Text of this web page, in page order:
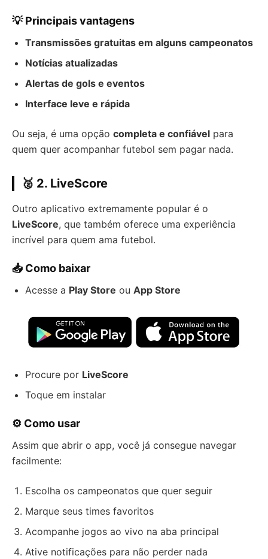
💡 Principais vantagens
Transmissões gratuitas em alguns campeonatos
Notícias atualizadas
Alertas de gols e eventos
Interface leve e rápida
Ou seja, é uma opção completa e confiável para
quem quer acompanhar futebol sem pagar nada.
🥈 2. LiveScore
Outro aplicativo extremamente popular é o
LiveScore, que também oferece uma experiência
incrível para quem ama futebol.
📥 Como baixar
Acesse a Play Store ou App Store
Procure por LiveScore
Toque em instalar
⚙️ Como usar
Assim que abrir o app, você já consegue navegar
facilmente:
Escolha os campeonatos que quer seguir
Marque seus times favoritos
Acompanhe jogos ao vivo na aba principal
Ative notificações para não perder nada